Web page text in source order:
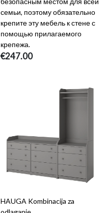
семьи, поэтому обязательно
крепите эту мебель к стене с
помощью прилагаемого
крепежа.
€247.00
HAUGA Kombinacija za